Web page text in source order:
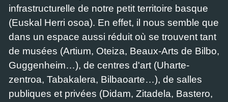
infrastructurelle de notre petit territoire basque
(Euskal Herri osoa). En effet, il nous semble que
dans un espace aussi réduit où se trouvent tant
de musées (Artium, Oteiza, Beaux-Arts de Bilbo,
Guggenheim…), de centres d'art (Uharte-
zentroa, Tabakalera, Bilbaoarte…), de salles
publiques et privées (Didam, Zitadela, Bastero,